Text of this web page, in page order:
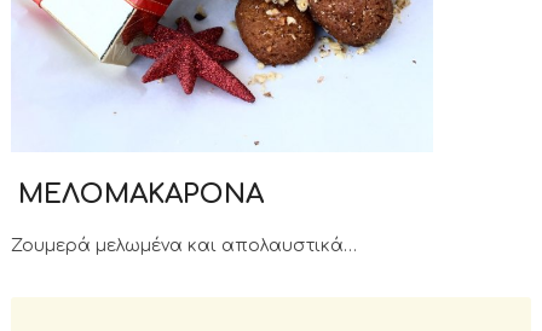
ΜΕΛΟΜΑΚΑΡΟΝΑ
Ζουμερά μελωμένα και απολαυστικά…